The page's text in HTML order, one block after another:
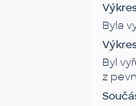
Byla
Byl
z